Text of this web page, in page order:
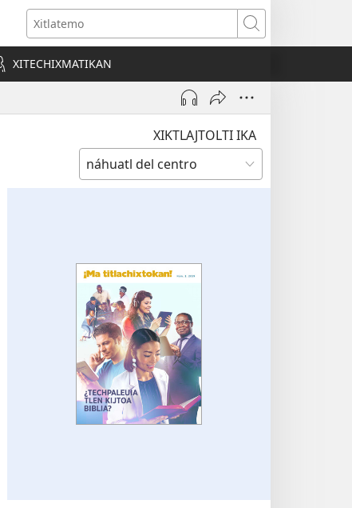
Xitlatemo
XITECHIXMATIKAN
XIKTLAJTOLTI IKA